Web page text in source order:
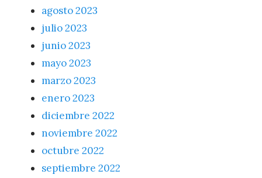
agosto 2023
julio 2023
junio 2023
mayo 2023
marzo 2023
enero 2023
diciembre 2022
noviembre 2022
octubre 2022
septiembre 2022